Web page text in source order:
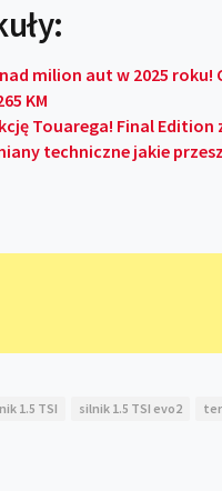
milion aut w 2025 roku!
KM
Touarega! Final Edition
techniczne jakie
1.5 TSI silnik 1.5 TSI evo2